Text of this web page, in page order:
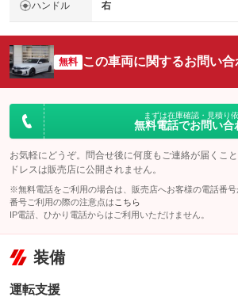
ハンドル 右
無料 この車両に関するお問い合
まずは在庫確認・見積り
無料電話でお問い合
お気軽にどうぞ。問合せ後に何度もご連絡が届くこ
ドレスは販売店に公開されません。
※無料電話をご利用の場合は、販売店へお客様の電話番
番号ご利用の際の注意点は こちら
IP電話、ひかり電話からはご利用いただけません。
装備
運転支援